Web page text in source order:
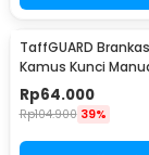
TaffGUARD
Kamus Kunci
Maling Hidden Safe
- KB-10L
Rp64.000
Rp104.900 39%